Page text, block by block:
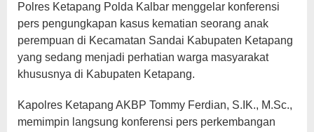
Polres Ketapang Polda Kalbar menggelar konferensi
pers pengungkapan kasus kematian seorang anak
perempuan di Kecamatan Sandai Kabupaten Ketapang
yang sedang menjadi perhatian warga masyarakat
khususnya di Kabupaten Ketapang.
Kapolres Ketapang AKBP Tommy Ferdian, S.IK., M.Sc.,
memimpin langsung konferensi pers perkembangan